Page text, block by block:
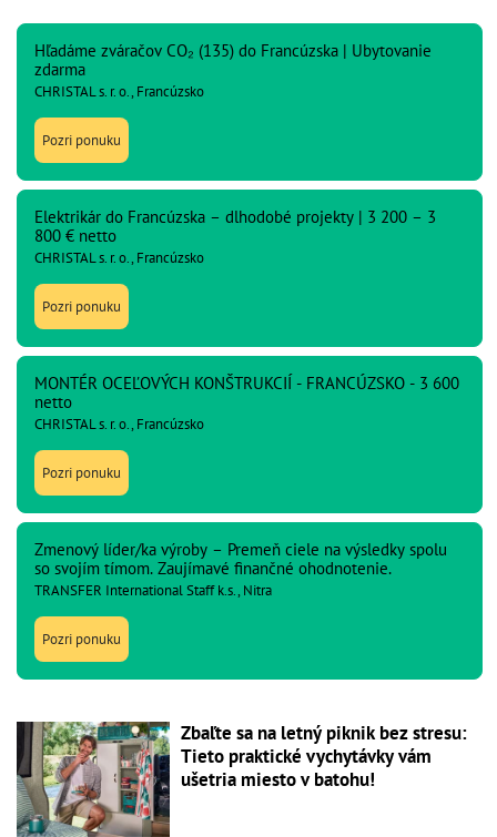
Hľadáme zváračov CO₂ (135) do Francúzska | Ubytovanie
zdarma
CHRISTAL s. r. o., Francúzsko
Pozri ponuku
Elektrikár do Francúzska – dlhodobé projekty | 3 200 – 3
800 € netto
CHRISTAL s. r. o., Francúzsko
Pozri ponuku
MONTÉR OCEĽOVÝCH KONŠTRUKCIÍ - FRANCÚZSKO - 3 600
netto
CHRISTAL s. r. o., Francúzsko
Pozri ponuku
Zmenový líder/ka výroby – Premeň ciele na výsledky spolu
so svojím tímom. Zaujímavé finančné ohodnotenie.
TRANSFER International Staff k.s., Nitra
Pozri ponuku
Zbaľte sa na letný piknik bez stresu:
Tieto praktické vychytávky vám
ušetria miesto v batohu!